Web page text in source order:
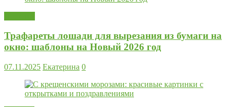
Трафареты лошади для вырезания из бумаги на
окно: шаблоны на Новый 2026 год
07.11.2025 Екатерина 0